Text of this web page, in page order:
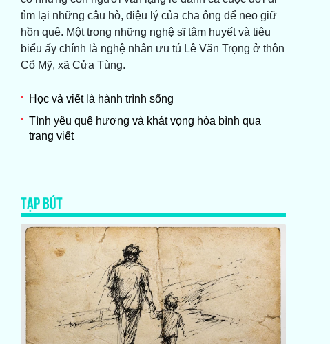
tìm lại những câu hò, điệu lý của cha ông để neo giữ
hồn quê. Một trong những nghệ sĩ tâm huyết và tiêu
biểu ấy chính là nghệ nhân ưu tú Lê Văn Trọng ở thôn
Cổ Mỹ, xã Cửa Tùng.
Học và viết là hành trình sống
Tình yêu quê hương và khát vọng hòa bình qua
trang viết
TẠP BÚT